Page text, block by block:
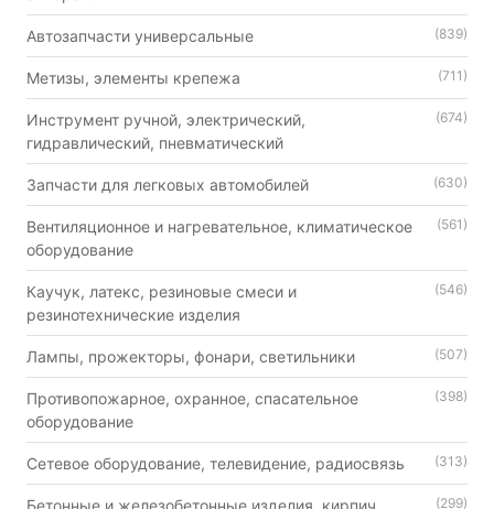
Автозапчасти универсальные (839)
Метизы, элементы крепежа (711)
Инструмент ручной, электрический,
гидравлический, пневматический
(674)
Запчасти для легковых автомобилей (630)
Вентиляционное и нагревательное, климатическое
оборудование
(561)
Каучук, латекс, резиновые смеси и
резинотехнические изделия
(546)
Лампы, прожекторы, фонари, светильники (507)
Противопожарное, охранное, спасательное
оборудование
(398)
Сетевое оборудование, телевидение, радиосвязь (313)
Бетонные и железобетонные изделия, кирпич,
(299)